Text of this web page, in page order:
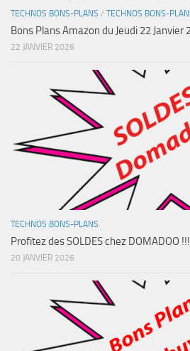
TECHNOS BONS-PLANS / TECHNOS BONS-
Bons Plans Amazon du Jeudi 22 Janvier
22 JANVIER 2026
TECHNOS BONS-PLANS
Profitez des SOLDES chez DOMADOO !!!
20 JANVIER 2026